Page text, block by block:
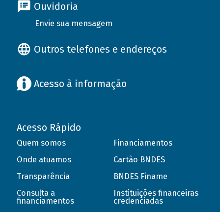
Ouvidoria
Envie sua mensagem
Outros telefones e endereços
Acesso à informação
Acesso Rápido
Quem somos
Onde atuamos
Transparência
Consulta a
financiamentos
Financiamentos
Cartão BNDES
BNDES Finame
Instituições financeiras
credenciadas